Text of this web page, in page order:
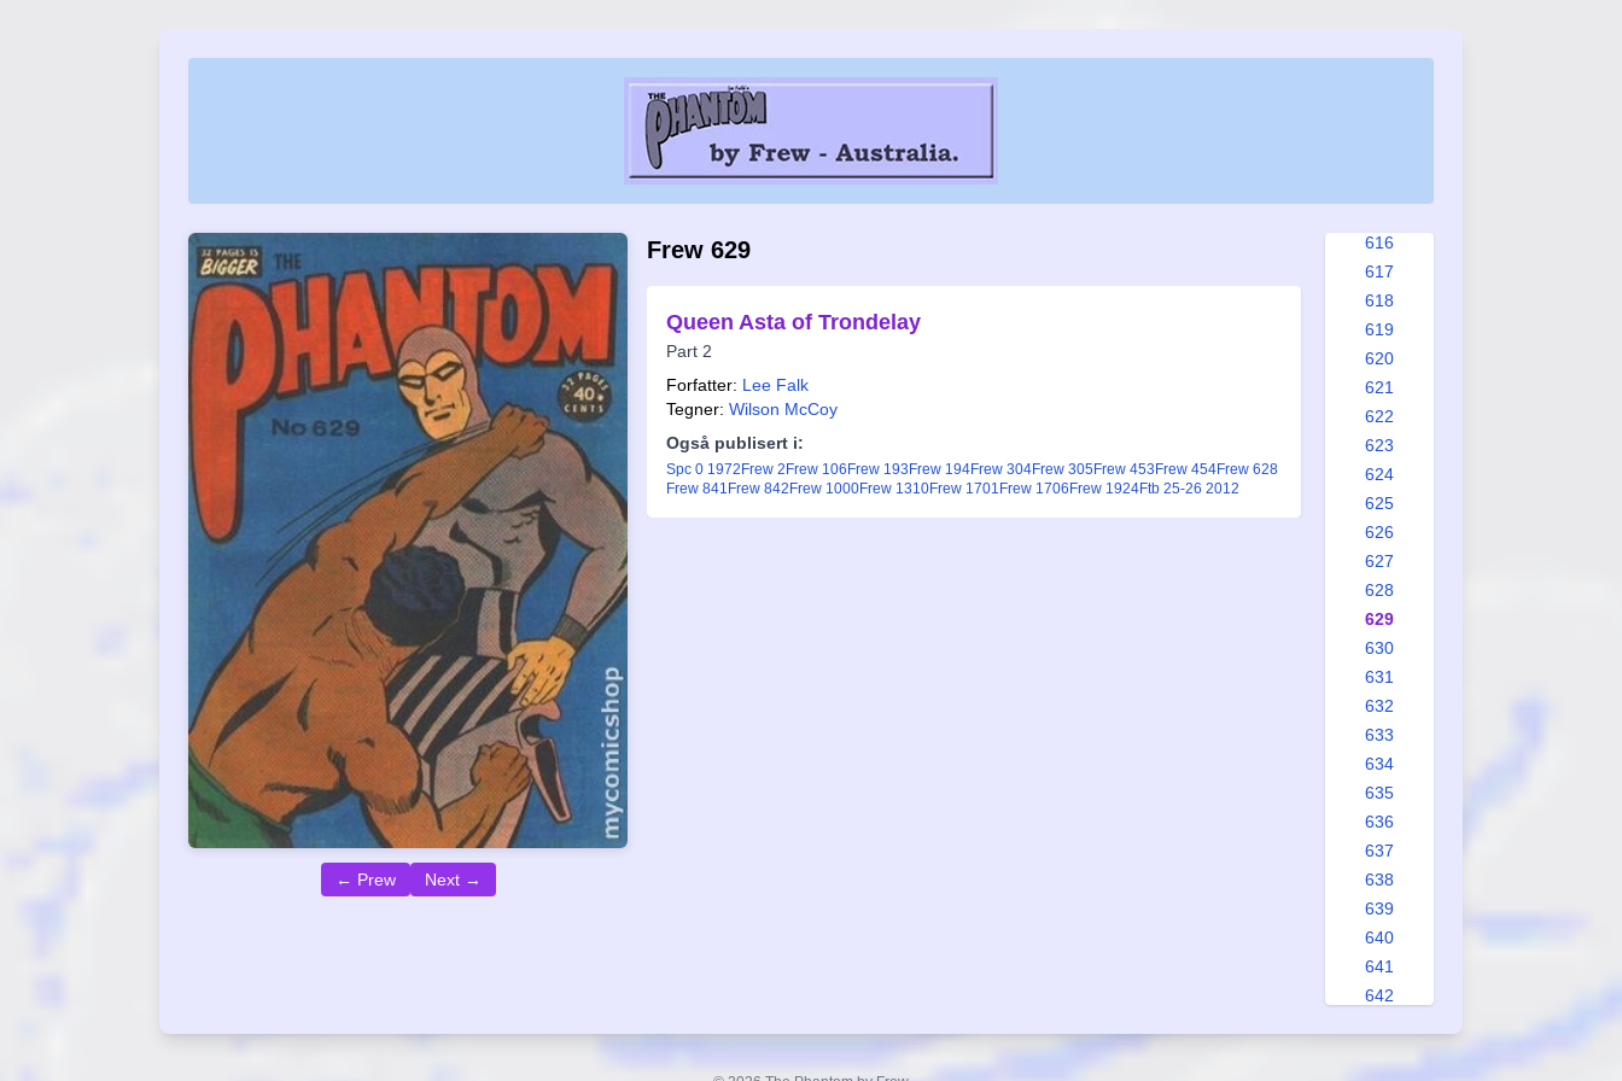
← Prew Next →
Frew 629
Queen Asta of Trondelay
Part 2
Forfatter: Lee Falk
Tegner: Wilson McCoy
Også publisert i:
Spc 0 1972 Frew 2 Frew 106 Frew 193 Frew 194Frew 304Frew 305Frew 453 Frew 454Frew 628
Frew 841 Frew 842 Frew 1000Frew 1310Frew 1701 Frew 1706 Frew 1924Ftb 25-26 2012
616
617
618
619
620
621
622
623
624
625
626
627
628
629
630
631
632
633
634
635
636
637
638
639
640
641
642